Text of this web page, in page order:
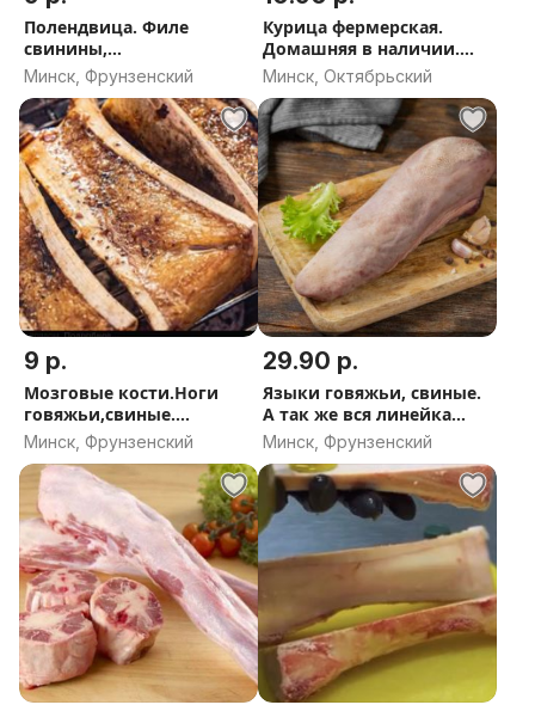
Полендвица. Филе
свинины,
говядины,курицы.
Сыровяленые,
сырокопченые, варено-
копченые деликатесы.
Минск, Фрунзенский
Курица фермерская.
Домашняя в наличии.
Косточки мозговые
говяжьи(под заказ). Сало
фермерское. Языки
Минск, Октябрьский
9 р.
Мозговые кости.Ноги
говяжьи,свиные.
Языки.Мясо котлетное.
Щечки. Субпродукты
свиные, говяжьи.
Минск, Фрунзенский
29.90 р.
Языки говяжьи, свиные.
А так же вся линейка
говяжьих и свиных
субпродуктов для людей
и животных.
Минск, Фрунзенский